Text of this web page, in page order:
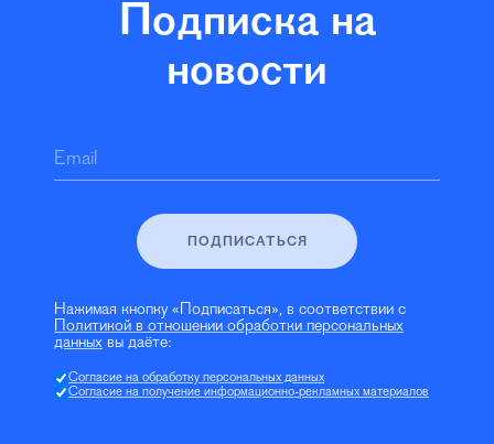
Подписка на
новости
Email
ПОДПИСАТЬСЯ
Нажимая кнопку «Подписаться», в соответствии с
Политикой в отношении обработки персональных
данных вы даёте:
Согласие на обработку персональных данных
Согласие на получение информационно-рекламных материалов